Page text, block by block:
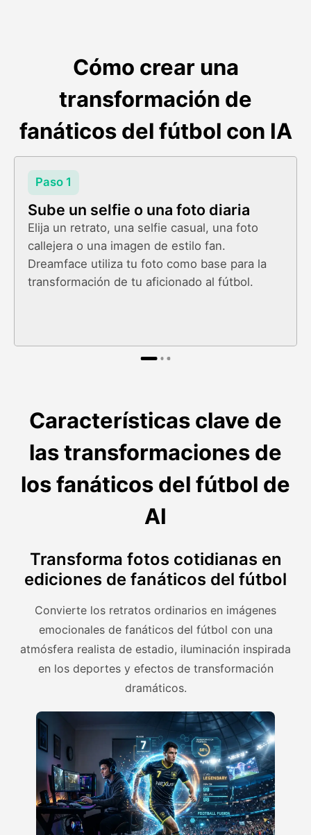
Cómo crear una
transformación de
fanáticos del fútbol con IA
Paso 1
Sube un selfie o una foto diaria
Elija un retrato, una selfie casual, una foto
callejera o una imagen de estilo fan.
Dreamface utiliza tu foto como base para la
transformación de tu aficionado al fútbol.
Características clave de
las transformaciones de
los fanáticos del fútbol de
AI
Transforma fotos cotidianas en
ediciones de fanáticos del fútbol
Convierte los retratos ordinarios en imágenes
emocionales de fanáticos del fútbol con una
atmósfera realista de estadio, iluminación inspirada
en los deportes y efectos de transformación
dramáticos.